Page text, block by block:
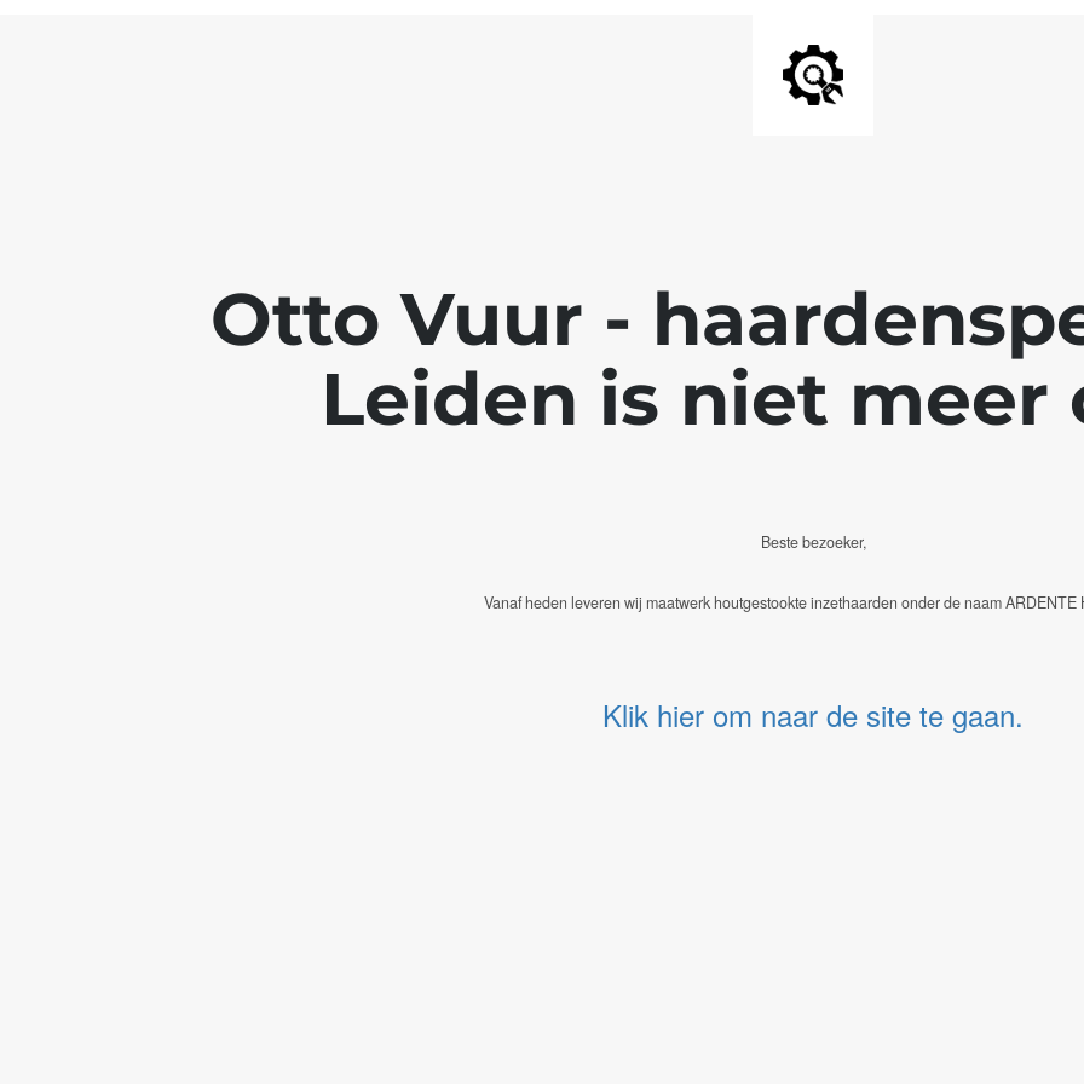
Otto Vuur -
Leiden is niet meer
Beste bezoeker,
Vanaf heden leveren wij maatwerk houtgestookte inzethaarden onder de naam ARDENTE
Klik hier om naar de site te gaan.